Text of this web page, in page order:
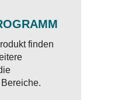
finden